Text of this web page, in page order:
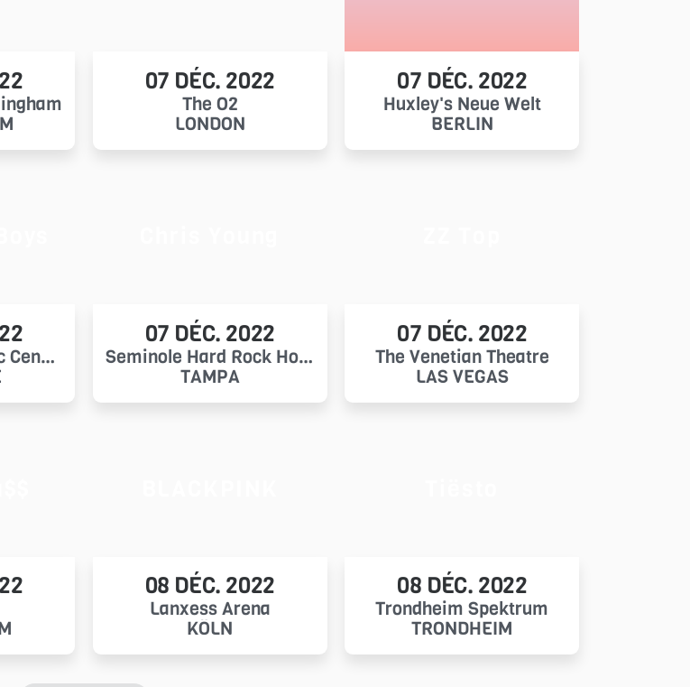
07 DÉC. 2022
The O2
LONDON
07 DÉC. 2022
Huxley's Neue Welt
BERLIN
The Oncenter Civic Center Theaters
07 DÉC. 2022
Seminole Hard Rock Hotel & Casino Tampa
TAMPA
07 DÉC. 2022
The Venetian Theatre
LAS VEGAS
08 DÉC. 2022
Lanxess Arena
KÖLN
08 DÉC. 2022
Trondheim Spektrum
TRONDHEIM